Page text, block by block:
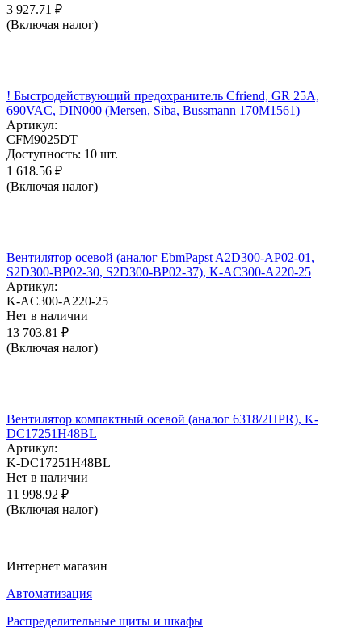
3 927.71 ₽
(Включая налог)
! Быстродействующий предохранитель Cfriend, GR 25А,
690VAC, DIN000 (Mersen, Siba, Bussmann 170M1561)
Артикул:
CFM9025DT
Доступность: 10 шт.
1 618.56 ₽
(Включая налог)
Вентилятор осевой (аналог EbmPapst A2D300-AP02-01,
S2D300-BP02-30, S2D300-BP02-37), K-AC300-A220-25
Артикул:
K-AC300-A220-25
Нет в наличии
13 703.81 ₽
(Включая налог)
Вентилятор компактный осевой (аналог 6318/2HPR), K-
DC17251H48BL
Артикул:
K-DC17251H48BL
Нет в наличии
11 998.92 ₽
(Включая налог)
Интернет магазин
Автоматизация
Распределительные щиты и шкафы